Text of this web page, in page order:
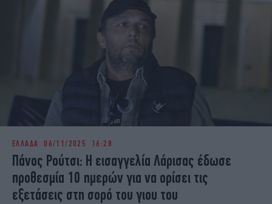
ΕΛΛΑΔΑ 06/11/2025 16:28
Πάνος Ρούτσι: Η εισαγγελία Λάρισας έδωσε
προθεσμία 10 ημερών για να ορίσει τις
εξετάσεις στη σορό του γιου του